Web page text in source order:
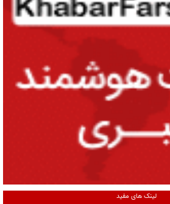
لینک های مفید